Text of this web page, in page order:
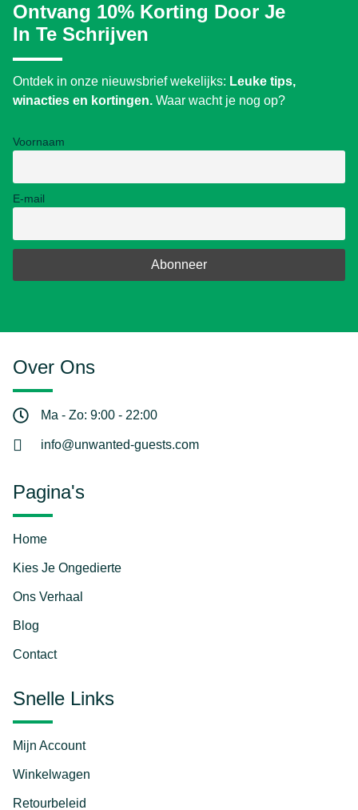
Ontvang 10% Korting Door Je
In Te Schrijven
Ontdek in onze nieuwsbrief wekelijks: Leuke tips,
winacties en kortingen. Waar wacht je nog op?
Voornaam
E-mail
Over Ons
Ma - Zo: 9:00 - 22:00
info@unwanted-guests.com
Pagina's
Home
Kies Je Ongedierte
Ons Verhaal
Blog
Contact
Snelle Links
Mijn Account
Winkelwagen
Retourbeleid